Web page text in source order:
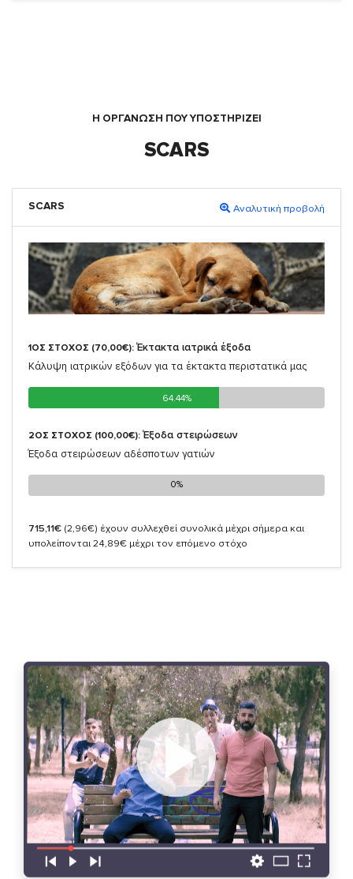
Η ΟΡΓΆΝΩΣΗ ΠΟΥ ΥΠΟΣΤΗΡΙΖΕΙ
SCARS
SCARS Αναλυτική προβολή
1ΟΣ ΣΤΟΧΟΣ (70,00€): Έκτακτα ιατρικά έξοδα
Κάλυψη ιατρικών εξόδων για τα έκτακτα περιστατικά μας
64.44%
64.44%
2ΟΣ ΣΤΟΧΟΣ (100,00€): Έξοδα στειρώσεων
Έξοδα στειρώσεων αδέσποτων γατιών
0%
0%
715,11€ (2,96€) έχουν συλλεχθεί συνολικά μέχρι σήμερα και
υπολείπονται 24,89€ μέχρι τον επόμενο στόχο